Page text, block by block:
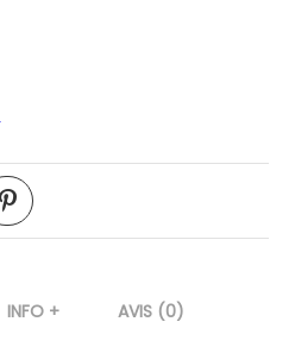
INFO + AVIS (0)